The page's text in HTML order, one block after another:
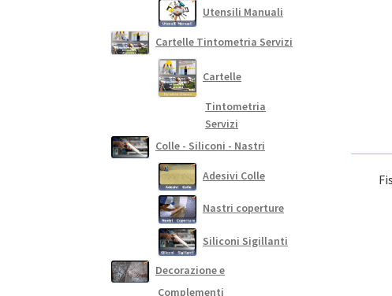
Utensili Manuali
Cartelle Tintometria Servizi
Cartelle
Tintometria
Servizi
Colle - Siliconi - Nastri
Adesivi Colle
Nastri coperture
Siliconi Sigillanti
Decorazione e
Complementi